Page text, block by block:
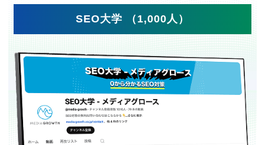
SEO大学 （1,000人）